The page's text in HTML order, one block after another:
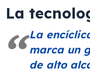
La
La
marca un
de alto